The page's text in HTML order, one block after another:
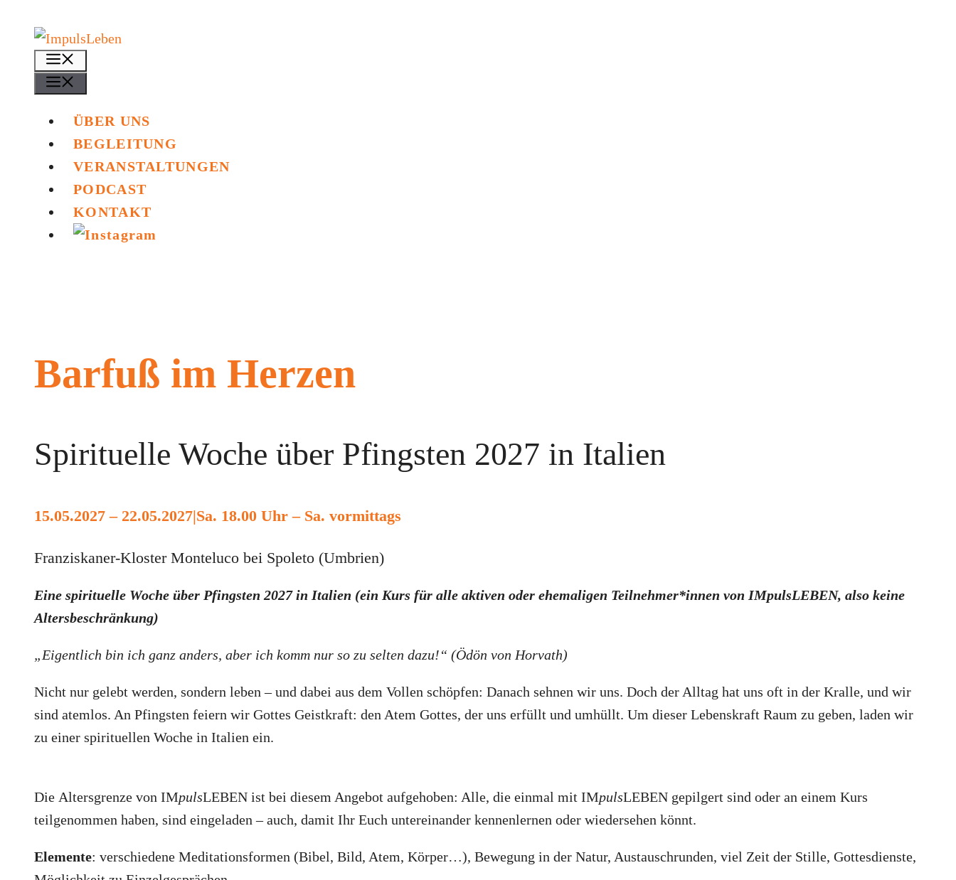
Inhalt
springen
ÜBER UNS
BEGLEITUNG
VERANSTALTUNGEN
PODCAST
KONTAKT
Barfuß im Herzen
Spirituelle Woche über Pfingsten 2027 in Italien
15.05.2027 – 22.05.2027|Sa. 18.00 Uhr – Sa. vormittags
Franziskaner-Kloster Monteluco bei Spoleto (Umbrien)
Eine spirituelle Woche über Pfingsten 2027 in Italien (ein Kurs für alle aktiven oder ehemaligen Teilnehmer*innen von IMpulsLEBEN, also keine
Altersbeschränkung)
„Eigentlich bin ich ganz anders, aber ich komm nur so zu selten dazu!“ (Ödön von Horvath)
Nicht nur gelebt werden, sondern leben – und dabei aus dem Vollen schöpfen: Danach sehnen wir uns. Doch der Alltag hat uns oft in der Kralle, und wir
sind atemlos. An Pfingsten feiern wir Gottes Geistkraft: den Atem Gottes, der uns erfüllt und umhüllt. Um dieser Lebenskraft Raum zu geben, laden wir
zu einer spirituellen Woche in Italien ein.
Die Altersgrenze von IMpulsLEBEN ist bei diesem Angebot aufgehoben: Alle, die einmal mit IMpulsLEBEN gepilgert sind oder an einem Kurs
teilgenommen haben, sind eingeladen – auch, damit Ihr Euch untereinander kennenlernen oder wiedersehen könnt.
Elemente: verschiedene Meditationsformen (Bibel, Bild, Atem, Körper…), Bewegung in der Natur, Austauschrunden, viel Zeit der Stille, Gottesdienste,